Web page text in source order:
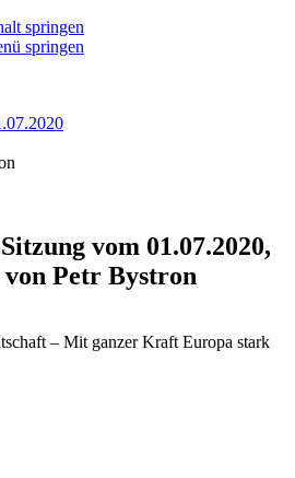
springen
springen
vom 01.07.2020,
Petr Bystron
– Mit ganzer Kraft Europa stark